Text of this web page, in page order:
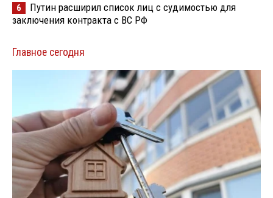
6
Путин расширил список лиц с судимостью для
заключения контракта с ВС РФ
Главное сегодня